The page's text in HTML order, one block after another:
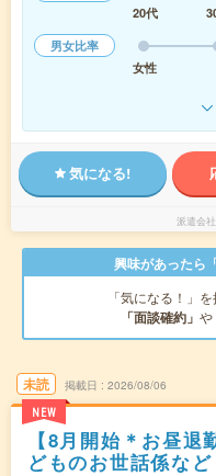
20代
男女比率
女性
気になる!
派遣会社
興味があったら
「気になる！」
「面談確約」 や
未読
NEW
掲載日 2026/08/06
【8月開始＊お昼
どものお世話係な